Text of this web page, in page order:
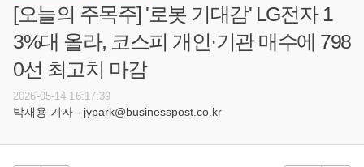
[오늘의 주목주] '로봇 기대감' LG전자 1
3%대 올라, 코스피 개인·기관 매수에 798
0선 최고치 마감
2026-05-14 16:17:39
박재용 기자 - jypark@businesspost.co.kr